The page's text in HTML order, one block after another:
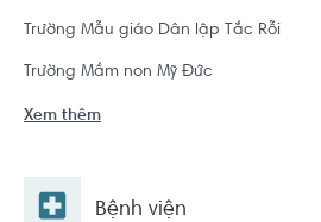
Trường Mẫu giáo Dân lập Tắc Rỗi
Trường Mầm non Mỹ Đức
Xem thêm
Bệnh viện